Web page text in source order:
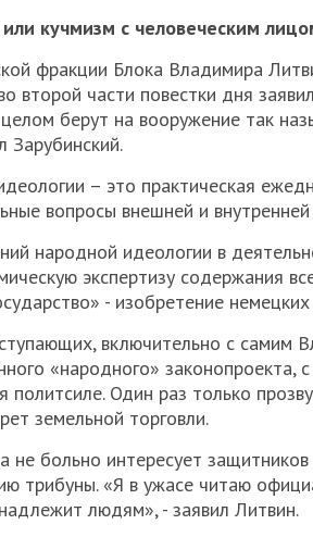
кучмизм с человеческим
фракции Блока Владимира
второй части повестки дня
берут на вооружение так
Зарубинский.
– это практическая
вопросы внешней и
народной идеологии в
экспертизу содержания
- изобретение
включительно с самим
«народного»
Один раз только
земельной торговли.
не больно интересует
трибуны. «Я в ужасе читаю
людям», - заявил Литвин.